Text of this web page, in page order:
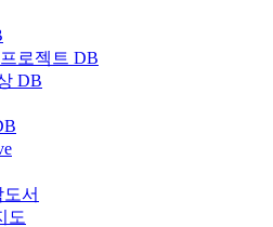
로젝트 DB
DB
서
도